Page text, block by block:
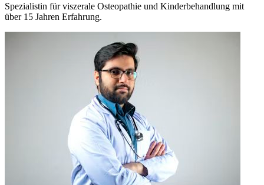
Spezialistin für viszerale Osteopathie und Kinderbehandlung mit
über 15 Jahren Erfahrung.